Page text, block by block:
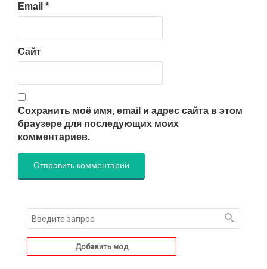
Email *
Сайт
Сохранить моё имя, email и адрес сайта в этом
браузере для последующих моих
комментариев.
Добавить мод